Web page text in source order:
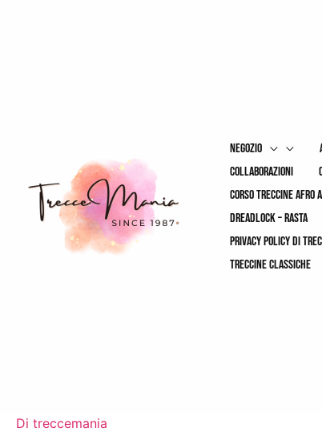
negozio
collaborazioni
corso treccine afro
dreadlock – rasta
privacy policy di
treccine classiche
Di treccemania